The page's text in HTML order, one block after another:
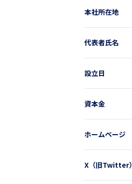
本社所在地
代表者氏名
設立日
資本金
ホームページ
X（旧Twitter）